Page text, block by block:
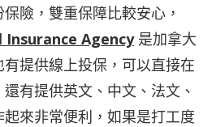
險，雙重保障比較安心，
Agency是加拿大
提供線上投保，可以直接在
有提供英文、中文、法文、
來非常便利，如果是打工度